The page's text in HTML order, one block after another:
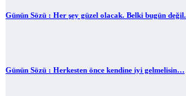
Günün Sözü : Her şey güzel olacak. Belki bugün
Günün Sözü : Herkesten önce kendine iyi gelmelisin…